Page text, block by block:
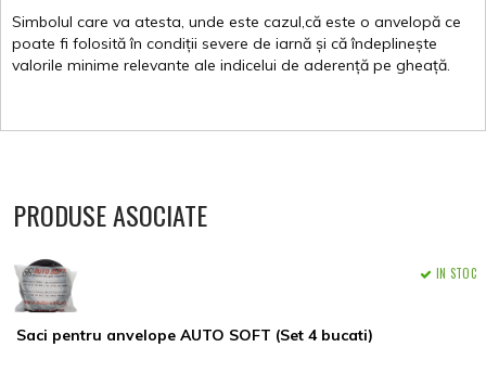
Simbolul care va atesta, unde este cazul,că este o anvelopă ce
poate fi folosită în condiții severe de iarnă și că îndeplinește
valorile minime relevante ale indicelui de aderență pe gheață.
PRODUSE ASOCIATE
Saci pentru anvelope AUTO SOFT (Set 4 bucati)
IN STOC